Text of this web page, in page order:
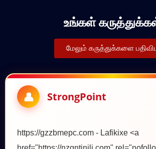
உங்கள்
மேலும் கருத்துக்களை
StrongPoint
https://gzzbmepc.com - Lafikixe <a